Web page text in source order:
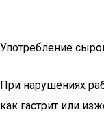
Употребление
При нарушениях
как гастрит или